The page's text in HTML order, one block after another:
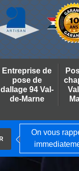
Entreprise de
pose de
dallage 94 Val-
de-Marne
On vous